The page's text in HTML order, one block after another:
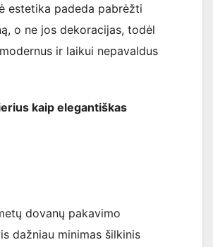
estetika padeda pabrėžti
o ne jos dekoracijas, todėl
ir laikui nepavaldus
kaip elegantiškas
dovanų pakavimo
dažniau minimas šilkinis